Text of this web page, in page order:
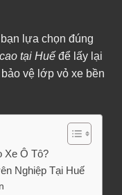
lựa chọn đúng
tại Huế để lấy lại
vệ lớp vỏ xe bền
Xe Ô Tô?
Nghiệp Tại Huế